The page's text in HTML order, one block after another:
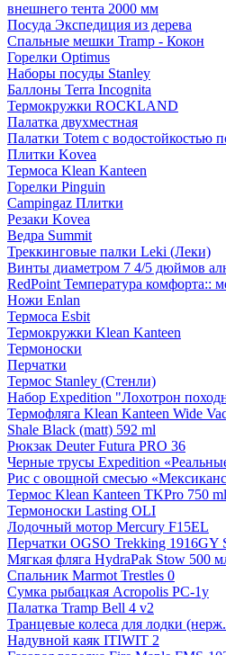
внешнего тента 2000 мм
Посуда Экспедиция из дерева
Спальные мешки Tramp - Кокон
Горелки Optimus
Наборы посуды Stanley
Баллоны Terra Incognita
Термокружки ROCKLAND
Палатка двухместная
Палатки Totem с водостойкостью
Плитки Kovea
Термоса Klean Kanteen
Горелки Pinguin
Campingaz Плитки
Резаки Kovea
Ведра Summit
Треккинговые палки Leki (Леки)
Винты диаметром 7 4/5 дюймов
RedPoint Температура комфорта::
Ножи Enlan
Термоса Esbit
Термокружки Klean Kanteen
Термоноски
Перчатки
Термос Stanley (Стенли)
Набор Expedition "Лохотрон
Термофляга Klean Kanteen Wide
Shale Black (matt) 592 ml
Рюкзак Deuter Futura PRO 36
Черные трусы Expedition
Рис с овощной смесью
Термос Klean Kanteen TKPro 750
Термоноски Lasting OLI
Лодочный мотор Mercury F15EL
Перчатки OGSO Trekking 1916GY
Мягкая фляга HydraPak Stow 500
Спальник Marmot Trestles 0
Сумка рыбацкая Acropolis РС-1у
Палатка Tramp Bell 4 v2
Транцевые колеса для лодки
Надувной каяк ITIWIT 2